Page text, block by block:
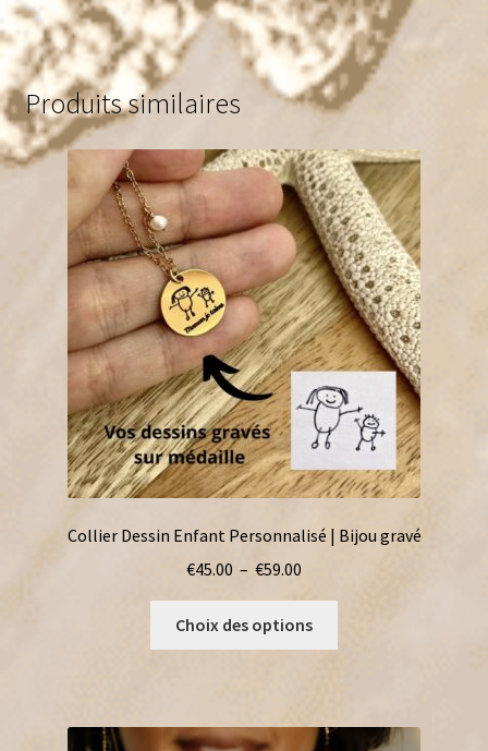
Produits similaires
Collier Dessin Enfant Personnalisé | Bijou gravé
€45.00 – €59.00
de
prix :
€45.00
Choix des options
variations.